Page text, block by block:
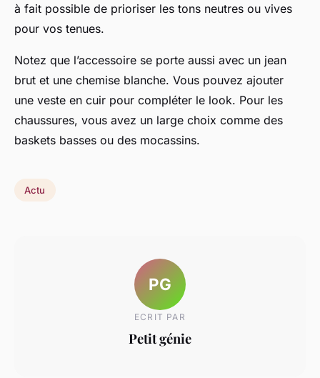
à fait possible de prioriser les tons neutres ou vives
pour vos tenues.
Notez que l’accessoire se porte aussi avec un jean
brut et une chemise blanche. Vous pouvez ajouter
une veste en cuir pour compléter le look. Pour les
chaussures, vous avez un large choix comme des
baskets basses ou des mocassins.
Actu
PG
ECRIT PAR
Petit génie